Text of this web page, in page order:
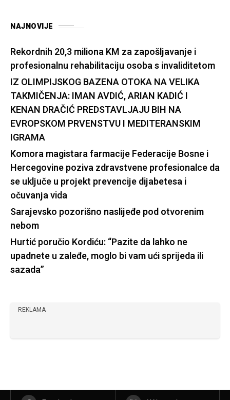
NAJNOVIJE
Rekordnih 20,3 miliona KM za zapošljavanje i
profesionalnu rehabilitaciju osoba s invaliditetom
IZ OLIMPIJSKOG BAZENA OTOKA NA VELIKA
TAKMIČENJA: IMAN AVDIĆ, ARIAN KADIĆ I
KENAN DRAČIĆ PREDSTAVLJAJU BIH NA
EVROPSKOM PRVENSTVU I MEDITERANSKIM
IGRAMA
Komora magistara farmacije Federacije Bosne i
Hercegovine poziva zdravstvene profesionalce da
se uključe u projekt prevencije dijabetesa i
očuvanja vida
Sarajevsko pozorišno naslijeđe pod otvorenim
nebom
Hurtić poručio Kordiću: “Pazite da lahko ne
upadnete u zaleđe, moglo bi vam ući sprijeda ili
sazada”
REKLAMA